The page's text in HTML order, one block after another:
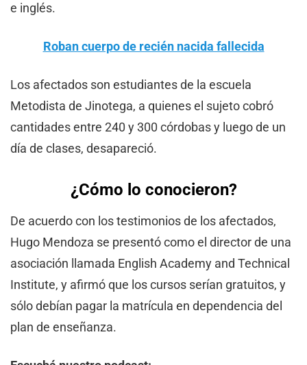
e inglés.
Roban cuerpo de recién nacida fallecida
Los afectados son estudiantes de la escuela
Metodista de Jinotega, a quienes el sujeto cobró
cantidades entre 240 y 300 córdobas y luego de un
día de clases, desapareció.
¿Cómo lo conocieron?
De acuerdo con los testimonios de los afectados,
Hugo Mendoza se presentó como el director de una
asociación llamada English Academy and Technical
Institute, y afirmó que los cursos serían gratuitos, y
sólo debían pagar la matrícula en dependencia del
plan de enseñanza.